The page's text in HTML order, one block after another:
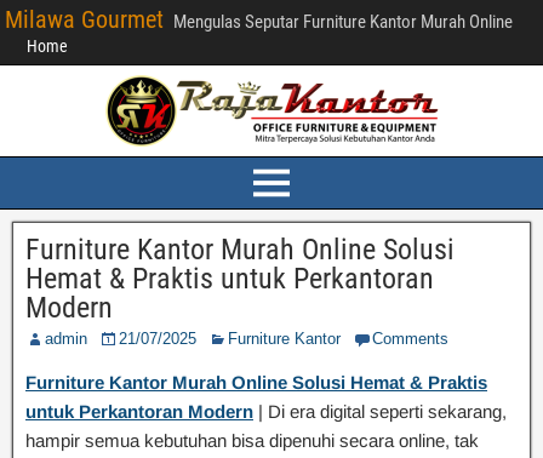
Milawa Gourmet Mengulas Seputar Furniture Kantor Murah Online
Home
Furniture Kantor Murah Online Solusi
Hemat & Praktis untuk Perkantoran
Modern
admin 21/07/2025 Furniture Kantor Comments
Furniture Kantor Murah Online Solusi Hemat & Praktis
untuk Perkantoran Modern | Di era digital seperti sekarang,
hampir semua kebutuhan bisa dipenuhi secara online, tak